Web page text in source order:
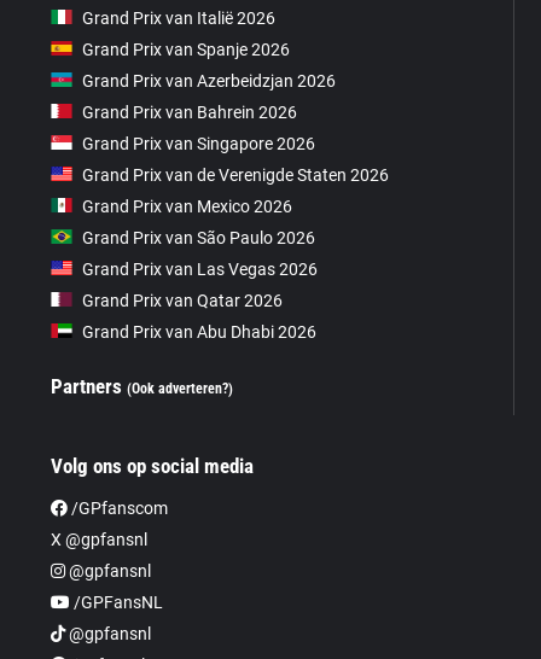
Grand Prix van Italië 2026
Grand Prix van Spanje 2026
Grand Prix van Azerbeidzjan 2026
Grand Prix van Bahrein 2026
Grand Prix van Singapore 2026
Grand Prix van de Verenigde Staten 2026
Grand Prix van Mexico 2026
Grand Prix van São Paulo 2026
Grand Prix van Las Vegas 2026
Grand Prix van Qatar 2026
Grand Prix van Abu Dhabi 2026
Partners(Ook adverteren?)
Volg ons op social media
/GPfanscom
X @gpfansnl
@gpfansnl
/GPFansNL
@gpfansnl